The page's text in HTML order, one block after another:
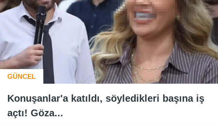
GÜNCEL
Konuşanlar'a katıldı, söyledikleri başına iş
açtı! Göza...